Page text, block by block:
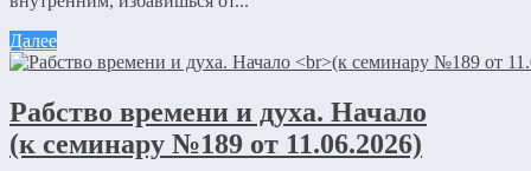
Далее
Рабство времени и духа. Начало
(к семинару №189 от 11.06.2026)